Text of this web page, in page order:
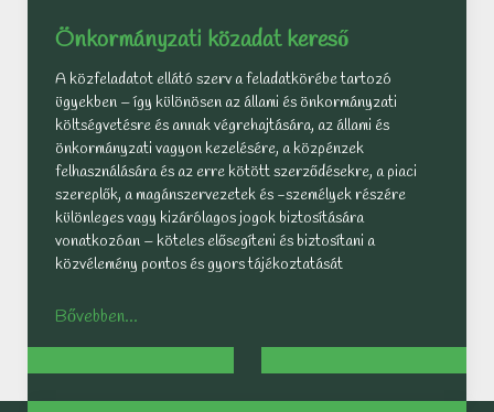
Önkormányzati közadat kereső
A közfeladatot ellátó szerv a feladatkörébe tartozó
ügyekben – így különösen az állami és önkormányzati
költségvetésre és annak végrehajtására, az állami és
önkormányzati vagyon kezelésére, a közpénzek
felhasználására és az erre kötött szerződésekre, a piaci
szereplők, a magánszervezetek és -személyek részére
különleges vagy kizárólagos jogok biztosítására
vonatkozóan – köteles elősegíteni és biztosítani a
közvélemény pontos és gyors tájékoztatását
Bővebben...